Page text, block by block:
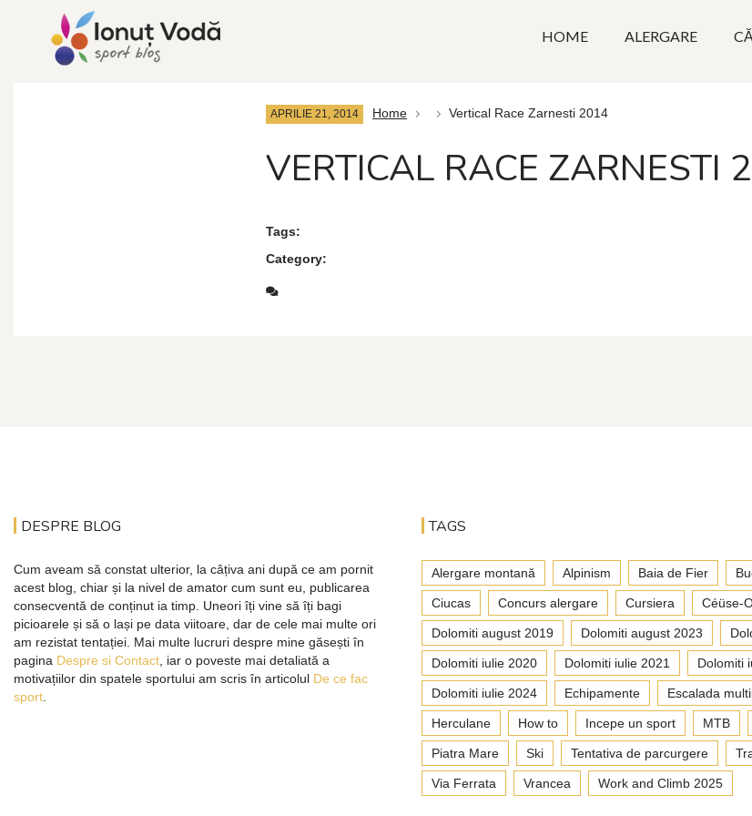
HOME ALERGARE
APRILIE 21, 2014 Home Vertical Race Zarnesti 2014
VERTICAL RACE ZARNESTI
Tags:
Category:
DESPRE BLOG
Cum aveam să constat ulterior, la câțiva ani după ce am pornit
acest blog, chiar și la nivel de amator cum sunt eu, publicarea
consecventă de conținut ia timp. Uneori îți vine să îți bagi
picioarele și să o lași pe data viitoare, dar de cele mai multe ori
am rezistat tentației. Mai multe lucruri despre mine găsești în
pagina Despre si Contact , iar o poveste mai detaliată a
motivațiilor din spatele sportului am scris în articolul De ce fac
sport
TAGS
Alergare montană Alpinism Baia de Fier
Ciucas Concurs alergare Cursiera Céüse-
Dolomiti august 2019 Dolomiti august 2023
Dolomiti iulie 2020 Dolomiti iulie 2021 Dolomiti
Dolomiti iulie 2024 Echipamente Escalada
Herculane How to Incepe un sport MTB
Piatra Mare Ski Tentativa de parcurgere
Via Ferrata Vrancea Work and Climb 2025